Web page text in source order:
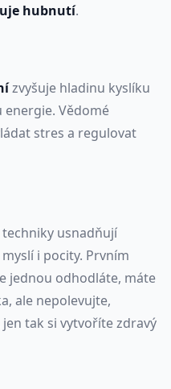
hubnutí.
zvyšuje hladinu kyslíku
energie. Vědomé
stres a regulovat
techniky usnadňují
i pocity. Prvním
jednou odhodláte, máte
ale nepolevujte,
tak si vytvoříte zdravý